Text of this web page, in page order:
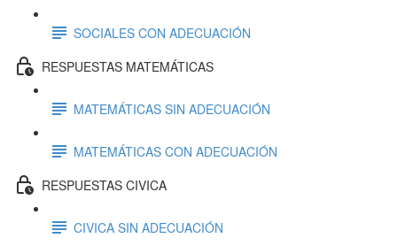
SOCIALES CON ADECUACIÓN
RESPUESTAS MATEMÁTICAS
MATEMÁTICAS SIN ADECUACIÓN
MATEMÁTICAS CON ADECUACIÓN
RESPUESTAS CIVICA
CIVICA SIN ADECUACIÓN